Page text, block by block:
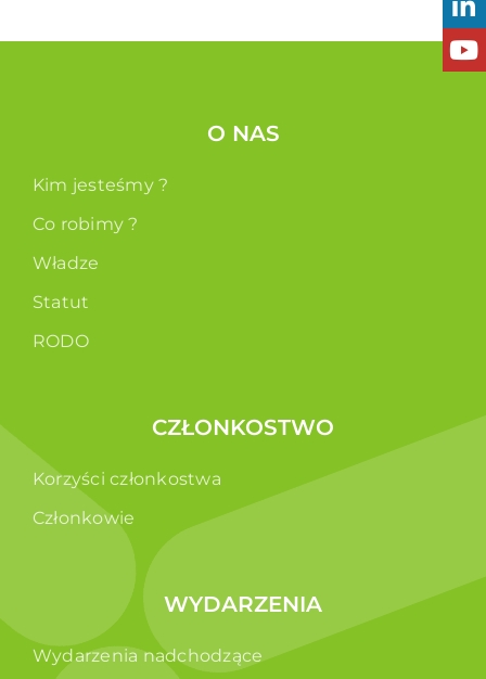
O NAS
Kim jesteśmy ?
Co robimy ?
Władze
Statut
RODO
CZŁONKOSTWO
Korzyści członkostwa
Członkowie
WYDARZENIA
Wydarzenia nadchodzące